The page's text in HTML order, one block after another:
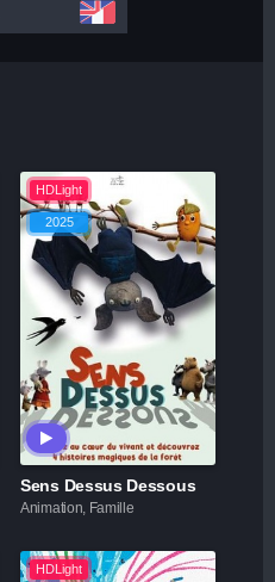
HDLight
2025
Sens Dessus Dessous
Animation, Famille
HDLight